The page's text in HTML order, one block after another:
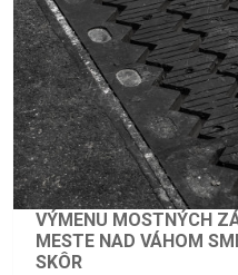
VÝMENU MOSTNÝCH
MESTE NAD VÁHOM
SKÔR